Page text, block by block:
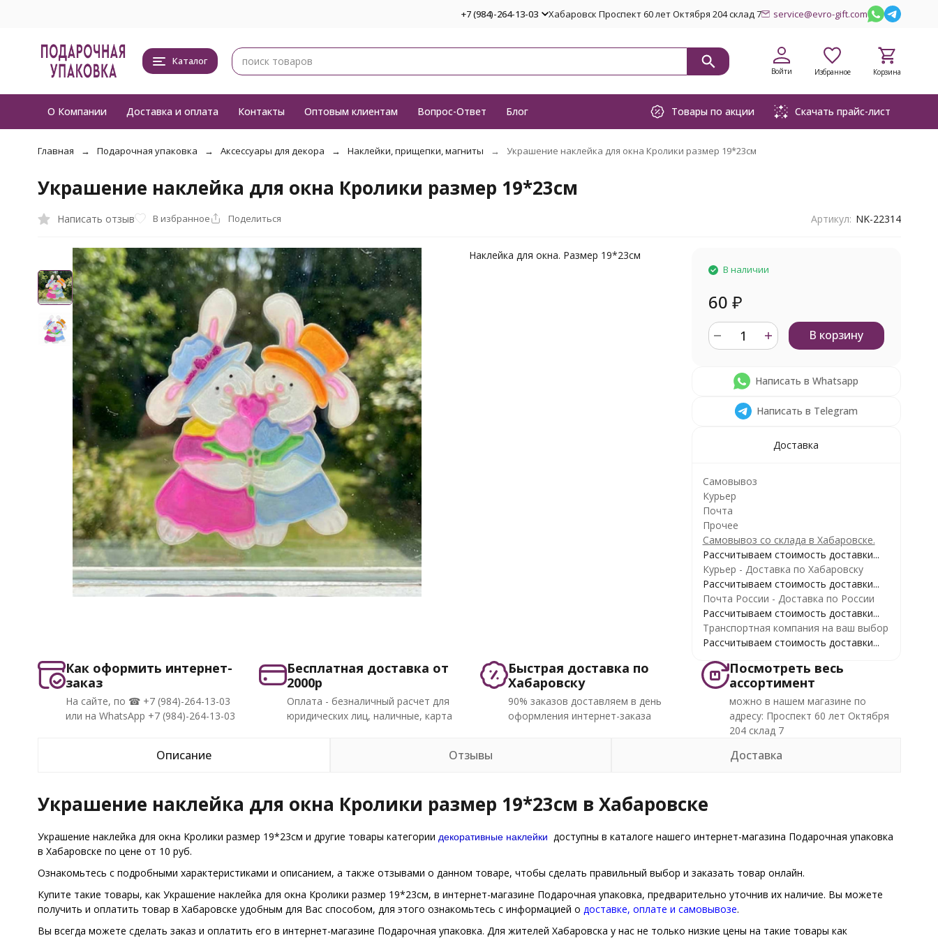
+7 (984)-264-13-03 Хабаровск Проспект 60 лет Октября 204 склад 7 service@evro-gift.com
Каталог
Войти Избранное Корзина
О Компании Доставка и оплата Контакты Оптовым клиентам Вопрос-Ответ Блог Товары по акции Скачать прайс-лист
Главная Подарочная упаковка Аксессуары для декора Наклейки, прищепки, магниты Украшение наклейка для окна Кролики размер 19*23см
Украшение наклейка для окна Кролики размер 19*23см
Написать отзыв В избранное Поделиться Артикул: NK-22314
Наклейка для окна. Размер 19*23см
В наличии
60 ₽
В корзину
Написать в Whatsapp
Написать в Telegram
Доставка
Самовывоз
Курьер
Почта
Прочее
Самовывоз со склада в Хабаровске.
Рассчитываем стоимость доставки...
Курьер - Доставка по Хабаровску
Рассчитываем стоимость доставки...
Почта России - Доставка по России
Рассчитываем стоимость доставки...
Транспортная компания на ваш выбор
Рассчитываем стоимость доставки...
Как оформить интернет-
заказ
На сайте, по ☎ +7 (984)-264-13-03
или на WhatsApp +7 (984)-264-13-03
Бесплатная доставка от
2000р
Оплата - безналичный расчет для
юридических лиц, наличные, карта
Быстрая доставка по
Хабаровску
90% заказов доставляем в день
оформления интернет-заказа
Посмотреть весь
ассортимент
можно в нашем магазине по
адресу: Проспект 60 лет Октября
204 склад 7
Описание Отзывы Доставка
Украшение наклейка для окна Кролики размер 19*23см в Хабаровске
Украшение наклейка для окна Кролики размер 19*23см и другие товары категории декоративные наклейки доступны в каталоге нашего интернет-магазина Подарочная упаковка
в Хабаровске по цене от 10 руб.
Ознакомьтесь с подробными характеристиками и описанием, а также отзывами о данном товаре, чтобы сделать правильный выбор и заказать товар онлайн.
Купите такие товары, как Украшение наклейка для окна Кролики размер 19*23см, в интернет-магазине Подарочная упаковка, предварительно уточнив их наличие. Вы можете
получить и оплатить товар в Хабаровске удобным для Вас способом, для этого ознакомьтесь с информацией о доставке, оплате и самовывозе.
Вы всегда можете сделать заказ и оплатить его в интернет-магазине Подарочная упаковка. Для жителей Хабаровска у нас не только низкие цены на такие товары как